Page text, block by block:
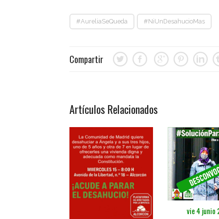
#AureliaSeQueda #NiUnDesahucioMas
Compartir
Artículos Relacionados
vie 4 junio